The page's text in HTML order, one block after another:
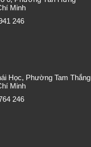
Minh
246
Học, Phường Tam Thắng
Minh
246